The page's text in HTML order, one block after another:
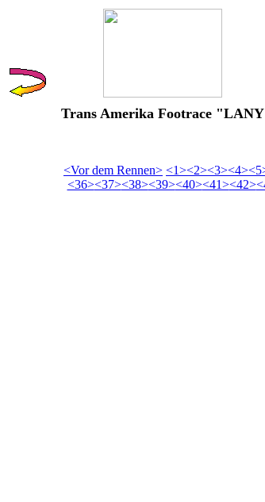
Trans Amerika Footrace
<Vor dem Rennen> <1><2><3><4>
<36><37><38><39><40><41><42>